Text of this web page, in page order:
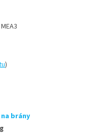
)
brány